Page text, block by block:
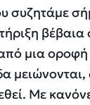
συζητάμε
μια
Με